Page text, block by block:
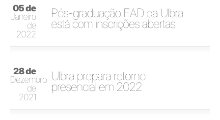
05 de
Janeiro
de
2022
Pós-graduação EAD da Ulbra
está com inscrições abertas
28 de
Dezembro
de
2021
Ulbra prepara retorno
presencial em 2022